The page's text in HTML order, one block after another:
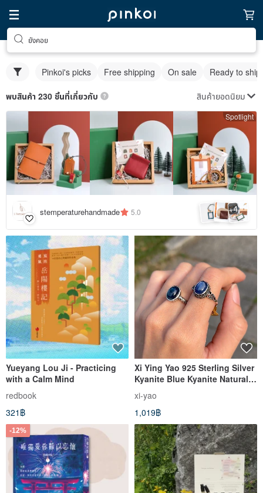
ยังคอย
Pinkoi's picks Free shipping On sale Ready to ship
พบสินค้า 230 ชิ้นที่เกี่ยวกับ สินค้ายอดนิยม
Spotlight
stemperaturehandmade 5.0 +4
Yueyang Lou Ji - Practicing
with a Calm Mind
redbook
321฿
Xi Ying Yao 925 Sterling Silver
Kyanite Blue Kyanite Natural
Stone Open Ring Bohemian
Hippie Unisex
xi-yao
1,019฿
-12%